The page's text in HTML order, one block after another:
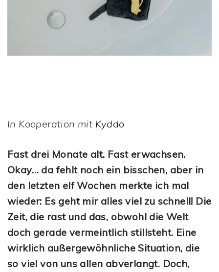
In Kooperation mit Kyddo
Fast drei Monate alt. Fast erwachsen.
Okay… da fehlt noch ein bisschen, aber in
den letzten elf Wochen merkte ich mal
wieder: Es geht mir alles viel zu schnell! Die
Zeit, die rast und das, obwohl die Welt
doch gerade vermeintlich stillsteht. Eine
wirklich außergewöhnliche Situation, die
so viel von uns allen abverlangt. Doch,